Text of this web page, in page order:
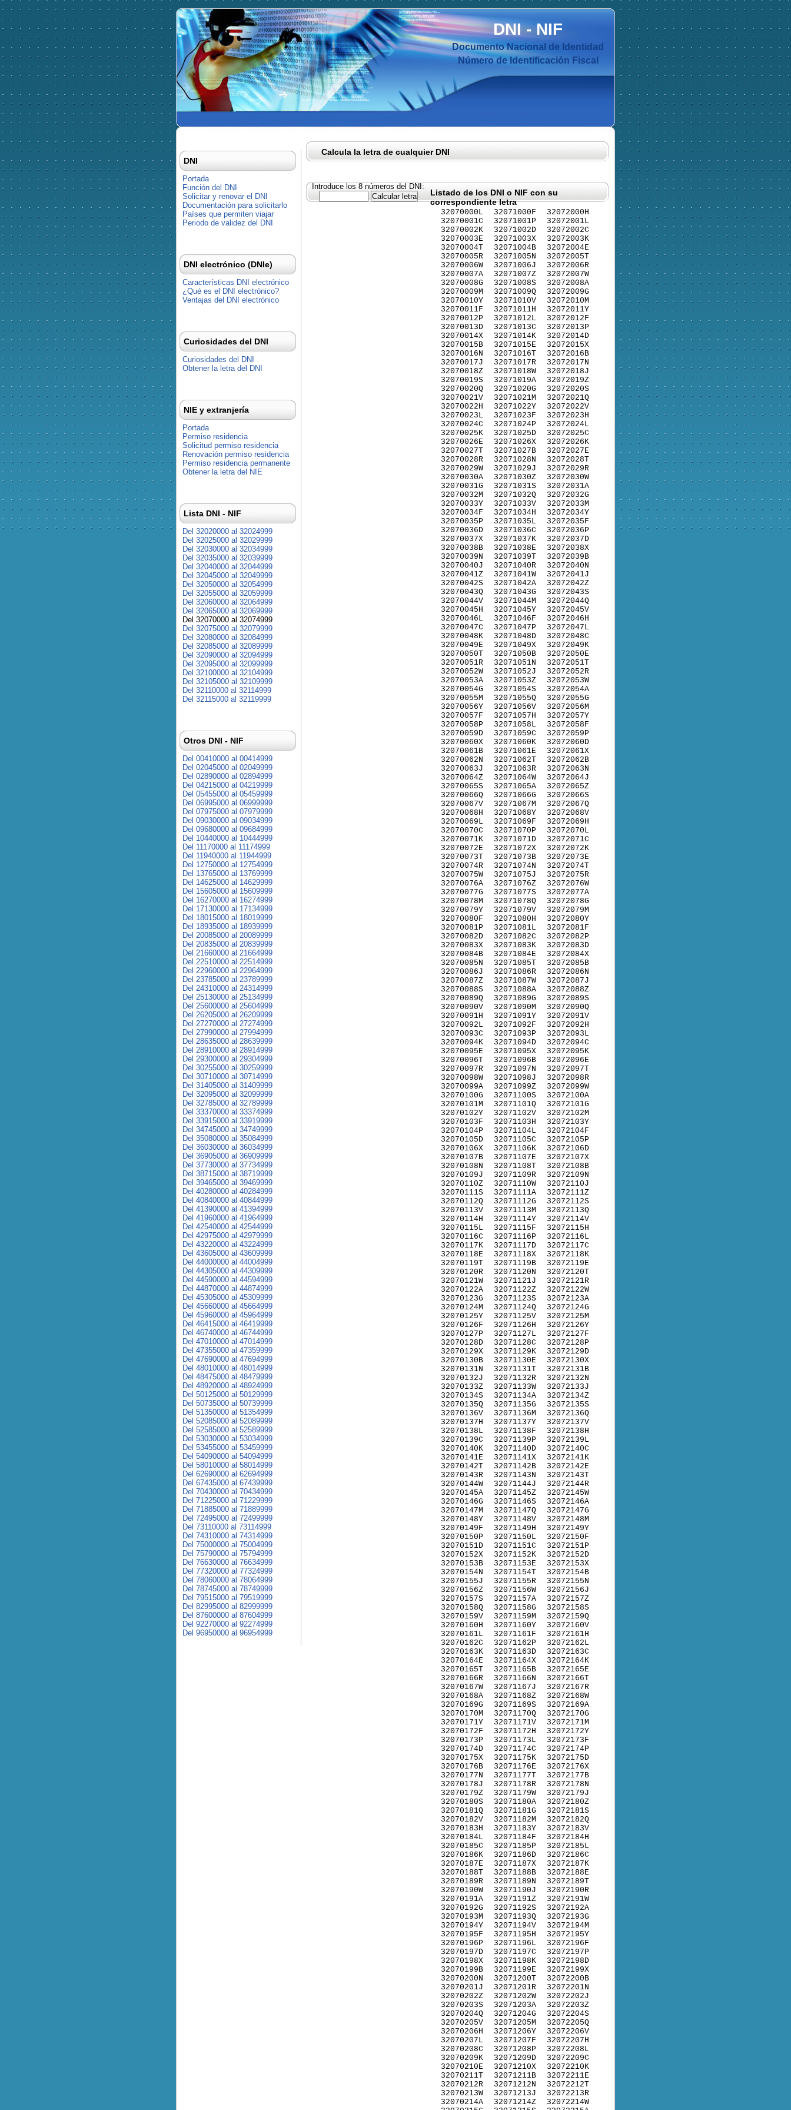
DNI-NIF
Documento Nacional de Identidad
Número de Identificación Fiscal
Calcula la letra de cualquier DNI
Introduce los 8 números del DNI:
Listado de los DNI o NIF con su
correspondiente letra
32070000L
32070001C
32070002K
32070003E
32070004T
32070005R
32070006W
32070007A
32070008G
32070009M
32070010Y
32070011F
32070012P
32070013D
32070014X
32070015B
32070016N
32070017J
32070018Z
32070019S
32070020Q
32070021V
32070022H
32070023L
32070024C
32070025K
32070026E
32070027T
32070028R
32070029W
32070030A
32070031G
32070032M
32070033Y
32070034F
32070035P
32070036D
32070037X
32070038B
32070039N
32070040J
32070041Z
32070042S
32070043Q
32070044V
32070045H
32070046L
32070047C
32070048K
32070049E
32070050T
32070051R
32070052W
32070053A
32070054G
32070055M
32070056Y
32070057F
32070058P
32070059D
32070060X
32070061B
32070062N
32070063J
32070064Z
32070065S
32070066Q
32070067V
32070068H
32070069L
32070070C
32070071K
32070072E
32070073T
32070074R
32070075W
32070076A
32070077G
32070078M
32070079Y
32070080F
32070081P
32070082D
32070083X
32070084B
32070085N
32070086J
32070087Z
32070088S
32070089Q
32070090V
32070091H
32070092L
32070093C
32070094K
32070095E
32070096T
32070097R
32070098W
32070099A
32070100G
32070101M
32070102Y
32070103F
32070104P
32070105D
32070106X
32070107B
32070108N
32070109J
32070110Z
32070111S
32070112Q
32070113V
32070114H
32070115L
32070116C
32070117K
32070118E
32070119T
32070120R
32070121W
32070122A
32070123G
32070124M
32070125Y
32070126F
32070127P
32070128D
32070129X
32070130B
32070131N
32070132J
32070133Z
32070134S
32070135Q
32070136V
32070137H
32070138L
32070139C
32070140K
32070141E
32070142T
32070143R
32070144W
32070145A
32070146G
32070147M
32070148Y
32070149F
32070150P
32070151D
32070152X
32070153B
32070154N
32070155J
32070156Z
32070157S
32070158Q
32070159V
32070160H
32070161L
32070162C
32070163K
32070164E
32070165T
32070166R
32070167W
32070168A
32070169G
32070170M
32070171Y
32070172F
32070173P
32070174D
32070175X
32070176B
32070177N
32070178J
32070179Z
32070180S
32070181Q
32070182V
32070183H
32070184L
32070185C
32070186K
32070187E
32070188T
32070189R
32070190W
32070191A
32070192G
32070193M
32070194Y
32070195F
32070196P
32070197D
32070198X
32070199B
32070200N
32070201J
32070202Z
32070203S
32070204Q
32070205V
32070206H
32070207L
32070208C
32070209K
32070210E
32070211T
32070212R
32070213W
32070214A
32071000F
32071001P
32071002D
32071003X
32071004B
32071005N
32071006J
32071007Z
32071008S
32071009Q
32071010V
32071011H
32071012L
32071013C
32071014K
32071015E
32071016T
32071017R
32071018W
32071019A
32071020G
32071021M
32071022Y
32071023F
32071024P
32071025D
32071026X
32071027B
32071028N
32071029J
32071030Z
32071031S
32071032Q
32071033V
32071034H
32071035L
32071036C
32071037K
32071038E
32071039T
32071040R
32071041W
32071042A
32071043G
32071044M
32071045Y
32071046F
32071047P
32071048D
32071049X
32071050B
32071051N
32071052J
32071053Z
32071054S
32071055Q
32071056V
32071057H
32071058L
32071059C
32071060K
32071061E
32071062T
32071063R
32071064W
32071065A
32071066G
32071067M
32071068Y
32071069F
32071070P
32071071D
32071072X
32071073B
32071074N
32071075J
32071076Z
32071077S
32071078Q
32071079V
32071080H
32071081L
32071082C
32071083K
32071084E
32071085T
32071086R
32071087W
32071088A
32071089G
32071090M
32071091Y
32071092F
32071093P
32071094D
32071095X
32071096B
32071097N
32071098J
32071099Z
32071100S
32071101Q
32071102V
32071103H
32071104L
32071105C
32071106K
32071107E
32071108T
32071109R
32071110W
32071111A
32071112G
32071113M
32071114Y
32071115F
32071116P
32071117D
32071118X
32071119B
32071120N
32071121J
32071122Z
32071123S
32071124Q
32071125V
32071126H
32071127L
32071128C
32071129K
32071130E
32071131T
32071132R
32071133W
32071134A
32071135G
32071136M
32071137Y
32071138F
32071139P
32071140D
32071141X
32071142B
32071143N
32071144J
32071145Z
32071146S
32071147Q
32071148V
32071149H
32071150L
32071151C
32071152K
32071153E
32071154T
32071155R
32071156W
32071157A
32071158G
32071159M
32071160Y
32071161F
32071162P
32071163D
32071164X
32071165B
32071166N
32071167J
32071168Z
32071169S
32071170Q
32071171V
32071172H
32071173L
32071174C
32071175K
32071176E
32071177T
32071178R
32071179W
32071180A
32071181G
32071182M
32071183Y
32071184F
32071185P
32071186D
32071187X
32071188B
32071189N
32071190J
32071191Z
32071192S
32071193Q
32071194V
32071195H
32071196L
32071197C
32071198K
32071199E
32071200T
32071201R
32071202W
32071203A
32071204G
32071205M
32071206Y
32071207F
32071208P
32071209D
32071210X
32071211B
32071212N
32071213J
32071214Z
32072000H
32072001L
32072002C
32072003K
32072004E
32072005T
32072006R
32072007W
32072008A
32072009G
32072010M
32072011Y
32072012F
32072013P
32072014D
32072015X
32072016B
32072017N
32072018J
32072019Z
32072020S
32072021Q
32072022V
32072023H
32072024L
32072025C
32072026K
32072027E
32072028T
32072029R
32072030W
32072031A
32072032G
32072033M
32072034Y
32072035F
32072036P
32072037D
32072038X
32072039B
32072040N
32072041J
32072042Z
32072043S
32072044Q
32072045V
32072046H
32072047L
32072048C
32072049K
32072050E
32072051T
32072052R
32072053W
32072054A
32072055G
32072056M
32072057Y
32072058F
32072059P
32072060D
32072061X
32072062B
32072063N
32072064J
32072065Z
32072066S
32072067Q
32072068V
32072069H
32072070L
32072071C
32072072K
32072073E
32072074T
32072075R
32072076W
32072077A
32072078G
32072079M
32072080Y
32072081F
32072082P
32072083D
32072084X
32072085B
32072086N
32072087J
32072088Z
32072089S
32072090Q
32072091V
32072092H
32072093L
32072094C
32072095K
32072096E
32072097T
32072098R
32072099W
32072100A
32072101G
32072102M
32072103Y
32072104F
32072105P
32072106D
32072107X
32072108B
32072109N
32072110J
32072111Z
32072112S
32072113Q
32072114V
32072115H
32072116L
32072117C
32072118K
32072119E
32072120T
32072121R
32072122W
32072123A
32072124G
32072125M
32072126Y
32072127F
32072128P
32072129D
32072130X
32072131B
32072132N
32072133J
32072134Z
32072135S
32072136Q
32072137V
32072138H
32072139L
32072140C
32072141K
32072142E
32072143T
32072144R
32072145W
32072146A
32072147G
32072148M
32072149Y
32072150F
32072151P
32072152D
32072153X
32072154B
32072155N
32072156J
32072157Z
32072158S
32072159Q
32072160V
32072161H
32072162L
32072163C
32072164K
32072165E
32072166T
32072167R
32072168W
32072169A
32072170G
32072171M
32072172Y
32072173F
32072174P
32072175D
32072176X
32072177B
32072178N
32072179J
32072180Z
32072181S
32072182Q
32072183V
32072184H
32072185L
32072186C
32072187K
32072188E
32072189T
32072190R
32072191W
32072192A
32072193G
32072194M
32072195Y
32072196F
32072197P
32072198D
32072199X
32072200B
32072201N
32072202J
32072203Z
32072204S
32072205Q
32072206V
32072207H
32072208L
32072209C
32072210K
32072211E
32072212T
32072213R
32072214W
DNI
Portada
Función del DNI
Solicitar y renovar el DNI
Documentación para solicitarlo
Países que permiten viajar
Periodo de validez del DNI
DNI electrónico (DNIe)
Características DNI electrónico
¿Qué es el DNI electrónico?
Ventajas del DNI electrónico
Curiosidades del DNI
Curiosidades del DNI
Obtener la letra del DNI
NIE y extranjería
Portada
Permiso residencia
Solicitud permiso residencia
Renovación permiso residencia
Permiso residencia permanente
Obtener la letra del NIE
Lista DNI - NIF
Del 32020000 al 32024999
Del 32025000 al 32029999
Del 32030000 al 32034999
Del 32035000 al 32039999
Del 32040000 al 32044999
Del 32045000 al 32049999
Del 32050000 al 32054999
Del 32055000 al 32059999
Del 32060000 al 32064999
Del 32065000 al 32069999
Del 32070000 al 32074999
Del 32075000 al 32079999
Del 32080000 al 32084999
Del 32085000 al 32089999
Del 32090000 al 32094999
Del 32095000 al 32099999
Del 32100000 al 32104999
Del 32105000 al 32109999
Del 32110000 al 32114999
Del 32115000 al 32119999
Otros DNI - NIF
Del 00410000 al 00414999
Del 02045000 al 02049999
Del 02890000 al 02894999
Del 04215000 al 04219999
Del 05455000 al 05459999
Del 06995000 al 06999999
Del 07975000 al 07979999
Del 09030000 al 09034999
Del 09680000 al 09684999
Del 10440000 al 10444999
Del 11170000 al 11174999
Del 11940000 al 11944999
Del 12750000 al 12754999
Del 13765000 al 13769999
Del 14625000 al 14629999
Del 15605000 al 15609999
Del 16270000 al 16274999
Del 17130000 al 17134999
Del 18015000 al 18019999
Del 18935000 al 18939999
Del 20085000 al 20089999
Del 20835000 al 20839999
Del 21660000 al 21664999
Del 22510000 al 22514999
Del 22960000 al 22964999
Del 23785000 al 23789999
Del 24310000 al 24314999
Del 25130000 al 25134999
Del 25600000 al 25604999
Del 26205000 al 26209999
Del 27270000 al 27274999
Del 27990000 al 27994999
Del 28635000 al 28639999
Del 28910000 al 28914999
Del 29300000 al 29304999
Del 30255000 al 30259999
Del 30710000 al 30714999
Del 31405000 al 31409999
Del 32095000 al 32099999
Del 32785000 al 32789999
Del 33370000 al 33374999
Del 33915000 al 33919999
Del 34745000 al 34749999
Del 35080000 al 35084999
Del 36030000 al 36034999
Del 36905000 al 36909999
Del 37730000 al 37734999
Del 38715000 al 38719999
Del 39465000 al 39469999
Del 40280000 al 40284999
Del 40840000 al 40844999
Del 41390000 al 41394999
Del 41960000 al 41964999
Del 42540000 al 42544999
Del 42975000 al 42979999
Del 43220000 al 43224999
Del 43605000 al 43609999
Del 44000000 al 44004999
Del 44305000 al 44309999
Del 44590000 al 44594999
Del 44870000 al 44874999
Del 45305000 al 45309999
Del 45660000 al 45664999
Del 45960000 al 45964999
Del 46415000 al 46419999
Del 46740000 al 46744999
Del 47010000 al 47014999
Del 47355000 al 47359999
Del 47690000 al 47694999
Del 48010000 al 48014999
Del 48475000 al 48479999
Del 48920000 al 48924999
Del 50125000 al 50129999
Del 50735000 al 50739999
Del 51350000 al 51354999
Del 52085000 al 52089999
Del 52585000 al 52589999
Del 53030000 al 53034999
Del 53455000 al 53459999
Del 54090000 al 54094999
Del 58010000 al 58014999
Del 62690000 al 62694999
Del 67435000 al 67439999
Del 70430000 al 70434999
Del 71225000 al 71229999
Del 71885000 al 71889999
Del 72495000 al 72499999
Del 73110000 al 73114999
Del 74310000 al 74314999
Del 75000000 al 75004999
Del 75790000 al 75794999
Del 76630000 al 76634999
Del 77320000 al 77324999
Del 78060000 al 78064999
Del 78745000 al 78749999
Del 79515000 al 79519999
Del 82995000 al 82999999
Del 87600000 al 87604999
Del 92270000 al 92274999
Del 96950000 al 96954999